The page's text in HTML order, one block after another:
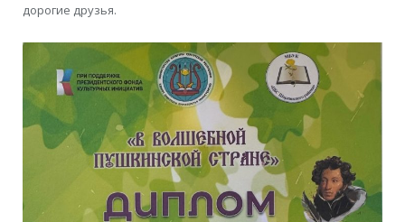
дорогие друзья.